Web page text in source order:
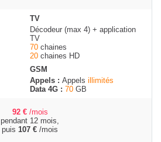
TV
Décodeur (max 4) + application
TV
70 chaines
20 chaines HD
GSM
Appels : Appels illimités
Data 4G : 70 GB
92 € /mois
pendant 12 mois,
puis 107 € /mois